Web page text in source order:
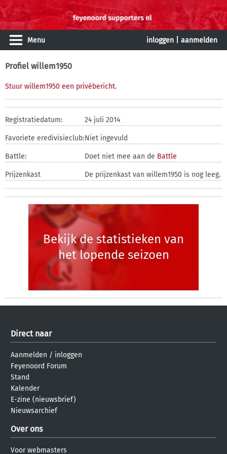
Menu inloggen aanmelden
Profiel willem1950
Stuur willem1950 een privébericht.
Registratiedatum: 24 juli 2014
Favoriete eredivisieclub:Niet ingevuld
Battle: Doet niet mee aan de Battle
Prijzenkast De prijzenkast van willem1950 is nog leeg.
Bekijk de statistieken van
het lopende seizoen
Direct naar
Aanmelden / inloggen
Feyenoord Forum
Stand
Kalender
E-zine (nieuwsbrief)
Nieuwsarchief
Over ons
Voor webmasters